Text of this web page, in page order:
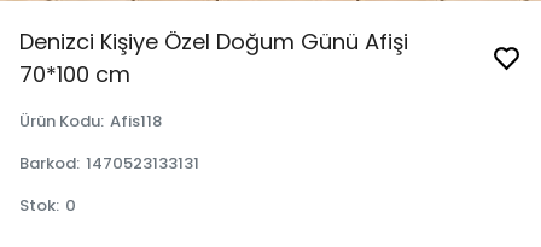
Denizci Kişiye Özel Doğum Günü Afişi
70*100 cm
Ürün Kodu: Afis118
Barkod: 1470523133131
Stok: 0